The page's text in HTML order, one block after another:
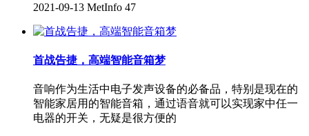
2021-09-13 MetInfo 47
首战告捷，高端智能音箱梦
音响作为生活中电子发声设备的必备品，特别是现在的
智能家居用的智能音箱，通过语音就可以实现家中任一
电器的开关，无疑是很方便的